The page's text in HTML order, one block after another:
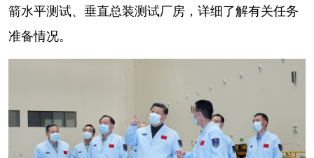
箭水平测试、垂直总装测试厂房，详细了解有关任务
准备情况。